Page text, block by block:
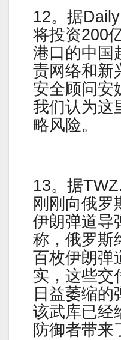
12。据
将投资200
港口的中国
责网络和新
安全顾问安
我们认为这
略风险。
13。据
刚刚向俄罗
伊朗弹道导
称，俄罗斯
百枚伊朗弹
实，这些交
日益萎缩的
该武库已经
防御者带来